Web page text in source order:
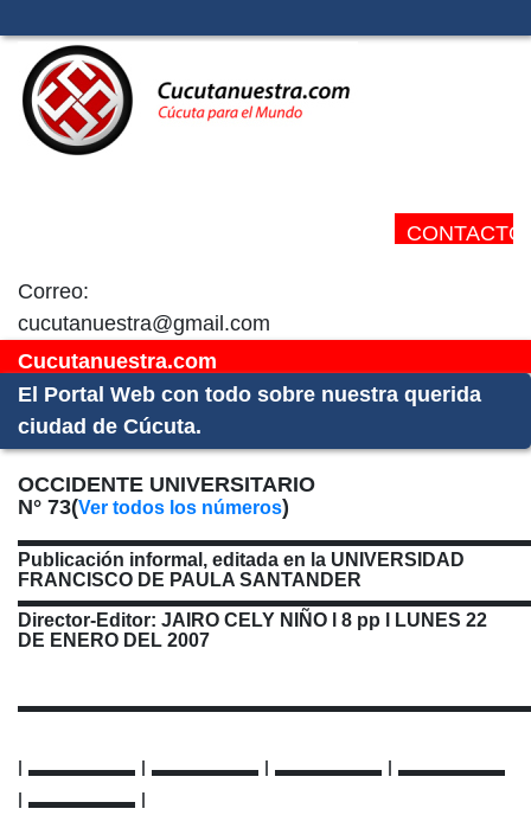
CONTACTO:
Correo:
cucutanuestra@gmail.com
Cucutanuestra.com
El Portal Web con todo sobre nuestra querida
ciudad de Cúcuta.
OCCIDENTE UNIVERSITARIO
N° 73(Ver todos los números)
Publicación informal, editada en la UNIVERSIDAD
FRANCISCO DE PAULA SANTANDER
Director-Editor: JAIRO CELY NIÑO l 8 pp l LUNES 22
DE ENERO DEL 2007
l ▬▬▬▬▬ l ▬▬▬▬▬ l ▬▬▬▬▬ l ▬▬▬▬▬
l ▬▬▬▬▬ l